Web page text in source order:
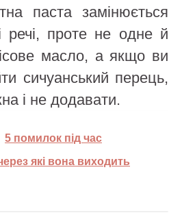
паста замінюється
речі, проте не одне й
масло, а якщо ви
сичуанський перець,
і не додавати.
5 помилок під час
які вона виходить